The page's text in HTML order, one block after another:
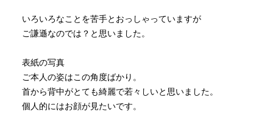
いろいろなことを苦手とおっしゃっていますが
ご謙遜なのでは？と思いました。
表紙の写真
ご本人の姿はこの角度ばかり。
首から背中がとても綺麗で若々しいと思いました。
個人的にはお顔が見たいです。